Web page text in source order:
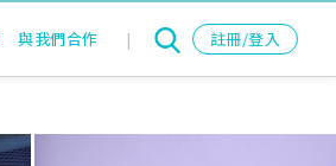
與我們合作 | 註冊/登入